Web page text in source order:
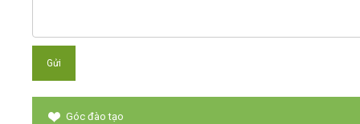
Góc đào tạo